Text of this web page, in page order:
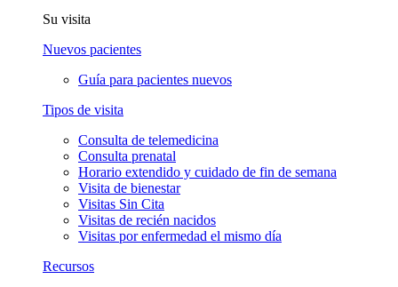
Su visita
Nuevos pacientes
Guía para pacientes nuevos
Tipos de visita
Consulta de telemedicina
Consulta prenatal
Horario extendido y cuidado de fin de semana
Visita de bienestar
Visitas Sin Cita
Visitas de recién nacidos
Visitas por enfermedad el mismo día
Recursos